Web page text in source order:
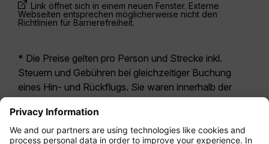
Link öffnet sich in einem neuen Fenster. Externe
Webseiten entsprechen möglicherweise nicht den
Richtlinien für Barrierefreiheit.
* Die Preise gelten pro Person und Strecke inkl.
Steuern und Gebühren bei gleichzeitiger Buchung
eines Hin- und Rückflugs. Sie waren innerhalb der
möglicherweise nicht mehr aktuell. Bei den für die
Economy Class angegebenen Tarifen handelt es